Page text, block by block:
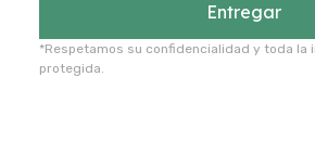
Entregar
*Respetamos su confidencialidad y toda la
protegida.